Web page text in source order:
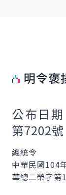
明令褒
公布日
第7202號
總統令
中華民國104
華總二榮字